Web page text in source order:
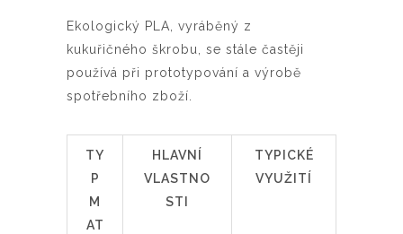
Ekologický PLA, vyráběný z
kukuřičného škrobu, se stále častěji
používá při prototypování a výrobě
spotřebního zboží.
TY
P
M
AT
HLAVNÍ
VLASTNO
STI
TYPICKÉ
VYUŽITÍ